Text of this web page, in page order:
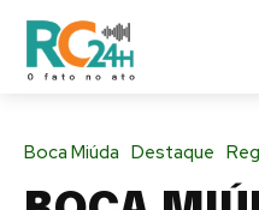
Boca Miúda Destaque